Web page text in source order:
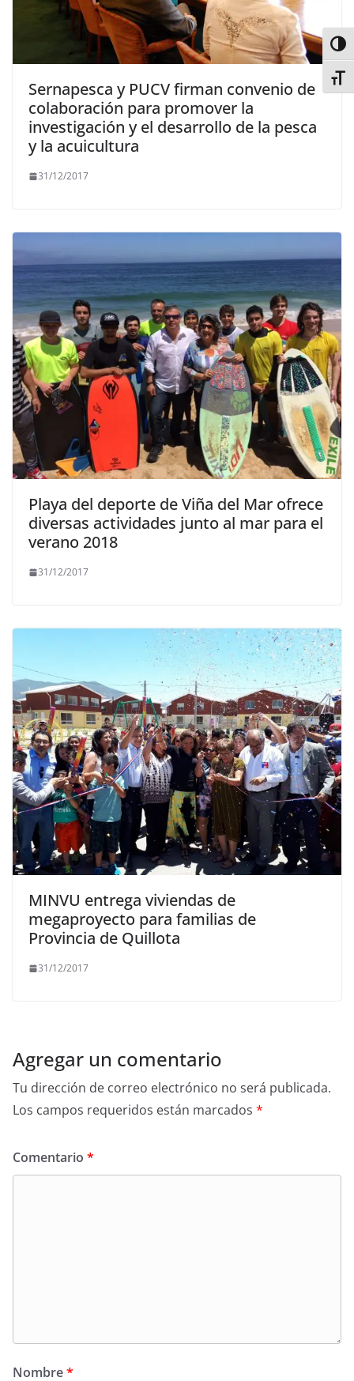
Sernapesca y PUCV firman convenio de
colaboración para promover la
investigación y el desarrollo de la pesca
y la acuicultura
31/12/2017
Playa del deporte de Viña del Mar ofrece
diversas actividades junto al mar para el
verano 2018
31/12/2017
MINVU entrega viviendas de
megaproyecto para familias de
Provincia de Quillota
31/12/2017
Agregar un comentario
Tu dirección de correo electrónico no será publicada.
Los campos requeridos están marcados *
Comentario *
Nombre*